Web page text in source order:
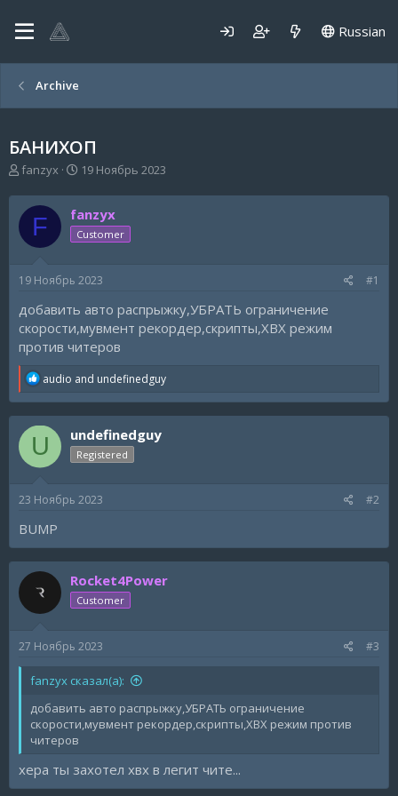
Russian
Archive
БАНИХОП
А
т
о
р
м
fanzyx
Д
т
а
н
а
а
19 Ноябрь 2023
F fanzyx
Customer
19 Ноябрь 2023 #1
добавить авто распрыжку,УБРАТЬ ограничение
скорости,мувмент рекордер,скрипты,ХВХ режим
против читеров
R
a
c
i
o
:
audio and undefinedguy
U undefinedguy
Registered
23 Ноябрь 2023 #2
BUMP
Rocket4Power
Customer
27 Ноябрь 2023 #3
fanzyx сказал(а):
добавить авто распрыжку,УБРАТЬ ограничение
скорости,мувмент рекордер,скрипты,ХВХ режим против
читеров
хера ты захотел хвх в легит чите...